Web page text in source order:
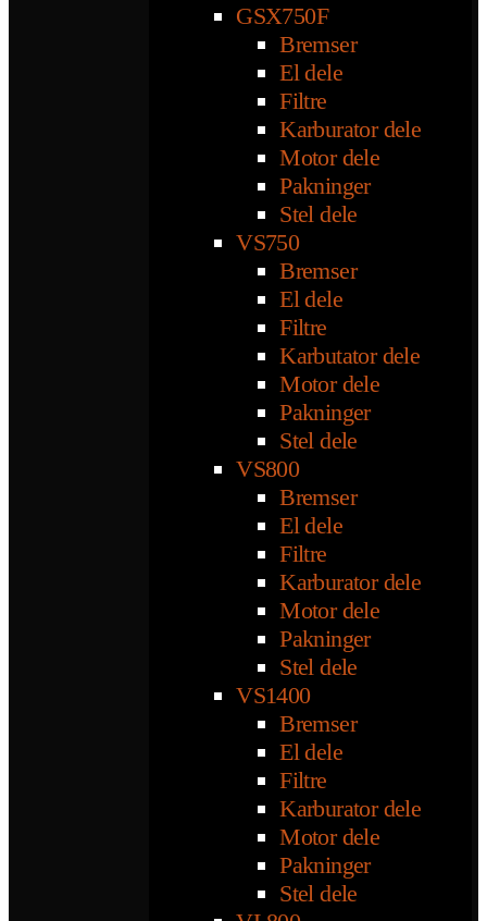
GSX750F
Bremser
El dele
Filtre
Karburator dele
Motor dele
Pakninger
Stel dele
VS750
Bremser
El dele
Filtre
Karbutator dele
Motor dele
Pakninger
Stel dele
VS800
Bremser
El dele
Filtre
Karburator dele
Motor dele
Pakninger
Stel dele
VS1400
Bremser
El dele
Filtre
Karburator dele
Motor dele
Pakninger
Stel dele